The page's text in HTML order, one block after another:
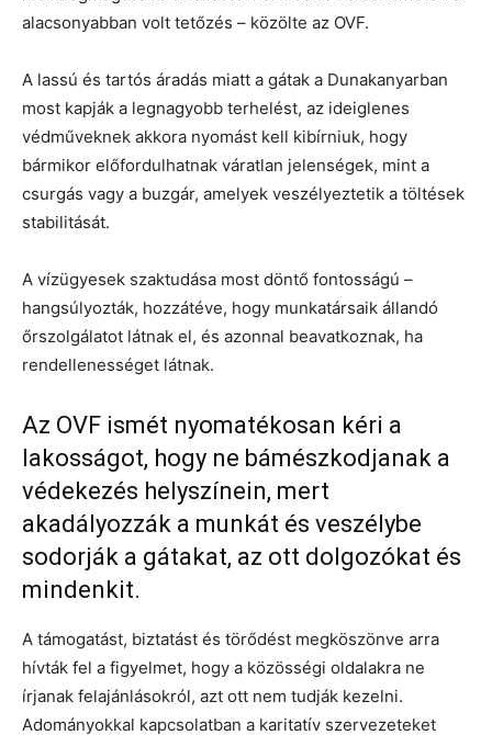
alacsonyabban volt tetőzés – közölte az OVF.
A lassú és tartós áradás miatt a gátak a Dunakanyarban
most kapják a legnagyobb terhelést, az ideiglenes
védműveknek akkora nyomást kell kibírniuk, hogy
bármikor előfordulhatnak váratlan jelenségek, mint a
csurgás vagy a buzgár, amelyek veszélyeztetik a töltések
stabilitását.
A vízügyesek szaktudása most döntő fontosságú –
hangsúlyozták, hozzátéve, hogy munkatársaik állandó
őrszolgálatot látnak el, és azonnal beavatkoznak, ha
rendellenességet látnak.
Az OVF ismét nyomatékosan kéri a
lakosságot, hogy ne bámészkodjanak a
védekezés helyszínein, mert
akadályozzák a munkát és veszélybe
sodorják a gátakat, az ott dolgozókat és
mindenkit.
A támogatást, biztatást és törődést megköszönve arra
hívták fel a figyelmet, hogy a közösségi oldalakra ne
írjanak felajánlásokról, azt ott nem tudják kezelni.
Adományokkal kapcsolatban a karitatív szervezeteket